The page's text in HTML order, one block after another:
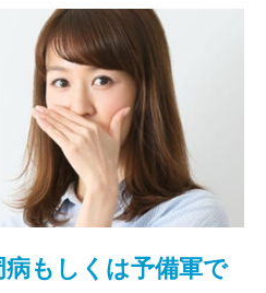
もしくは予備軍で